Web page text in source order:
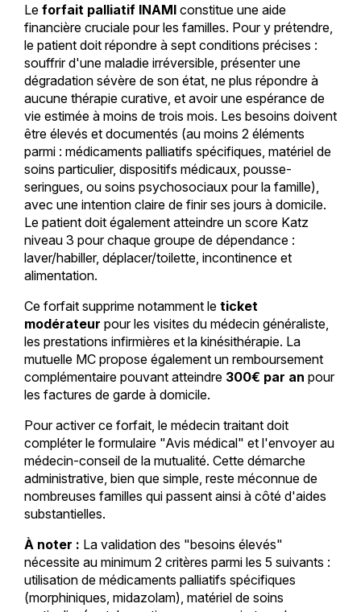
Le forfait palliatif INAMIconstitue une aide
financière cruciale pour les familles. Pour y prétendre,
le patient doit répondre à sept conditions précises :
souffrir d'une maladie irréversible, présenter une
dégradation sévère de son état, ne plus répondre à
aucune thérapie curative, et avoir une espérance de
vie estimée à moins de trois mois. Les besoins doivent
être élevés et documentés (au moins 2 éléments
parmi : médicaments palliatifs spécifiques, matériel de
soins particulier, dispositifs médicaux, pousse-
seringues, ou soins psychosociaux pour la famille),
avec une intention claire de finir ses jours à domicile.
Le patient doit également atteindre un score Katz
niveau 3 pour chaque groupe de dépendance :
laver/habiller, déplacer/toilette, incontinence et
alimentation.
Ce forfait supprime notamment le ticket
modérateur pour les visites du médecin généraliste,
les prestations infirmières et la kinésithérapie. La
mutuelle MC propose également un remboursement
complémentaire pouvant atteindre 300€ par an pour
les factures de garde à domicile.
Pour activer ce forfait, le médecin traitant doit
compléter le formulaire "Avis médical" et l'envoyer au
médecin-conseil de la mutualité. Cette démarche
administrative, bien que simple, reste méconnue de
nombreuses familles qui passent ainsi à côté d'aides
substantielles.
À noter : La validation des "besoins élevés"
nécessite au minimum 2 critères parmi les 5 suivants :
utilisation de médicaments palliatifs spécifiques
(morphiniques, midazolam), matériel de soins